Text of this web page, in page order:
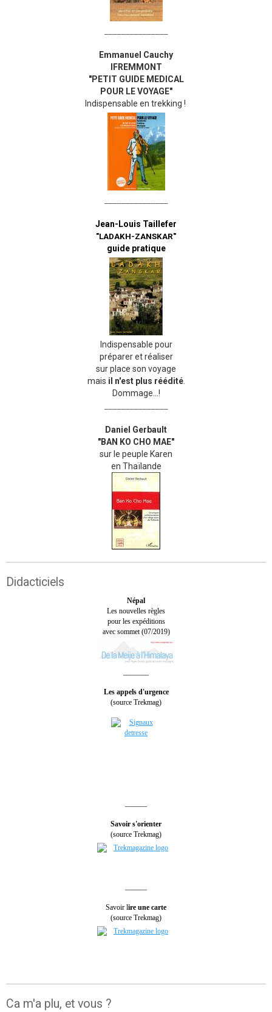
Emmanuel Cauchy
IFREMMONT
"PETIT GUIDE MEDICAL
POUR LE VOYAGE"
Indispensable en trekking !
Jean-Louis Taillefer
"LADAKH-ZANSKAR"
guide pratique
Indispensable pour
préparer et réaliser
sur place son voyage
mais il n'est plus réédité.
Dommage...!
Daniel Gerbault
"BAN KO CHO MAE"
sur le peuple Karen
en Thaïlande
Didacticiels
Népal
Les nouvelles règles
pour les expéditions
avec sommet (07/2019)
Les appels d'urgence
(source Trekmag)
Savoir s'orienter
(source Trekmag)
Savoir lire une carte
(source Trekmag)
Ca m'a plu, et vous ?